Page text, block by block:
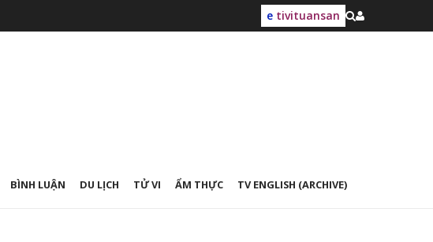
e tivituansan
BÌNH LUẬN DU LỊCH TỬ VI ẨM THỰC TV ENGLISH (ARCHIVE)